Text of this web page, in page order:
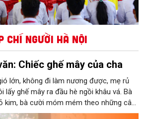
chí Người Hà Nội
Chiếc ghế mây của cha
lớn, không đi làm nương được, mẹ rủ
lấy ghế mây ra đầu hè ngồi khâu vá. Bà
kim, bà cười móm mém theo những câu
đám trẻ chúng tôi. Chiếc ghế mây phát